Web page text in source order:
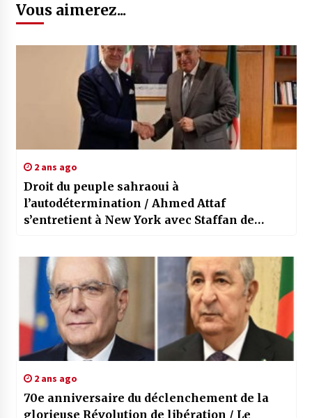
Vous aimerez...
2 ans ago
Droit du peuple sahraoui à
l’autodétermination / Ahmed Attaf
s’entretient à New York avec Staffan de
2 ans ago
70e anniversaire du déclenchement de la
glorieuse Révolution de libération / Le